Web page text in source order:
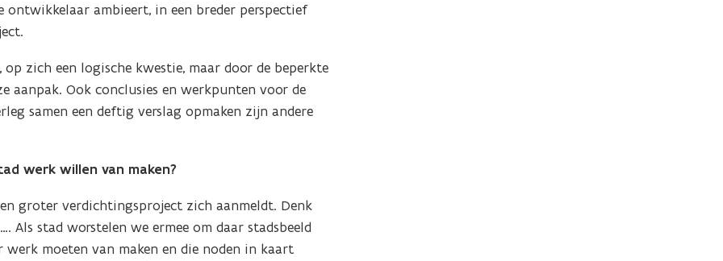
ambieert, in een breder perspectief
zich een logische kwestie, maar door de beperkte
aanpak. Ook conclusies en werkpunten voor de
samen een deftig verslag opmaken zijn andere
werk willen van maken?
groter verdichtingsproject zich aanmeldt. Denk
Als stad worstelen we ermee om daar stadsbeeld
moeten van maken en die noden in kaart